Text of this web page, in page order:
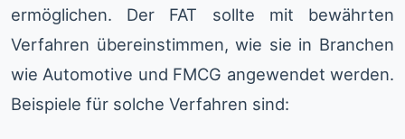
ermöglichen. Der FAT sollte mit bewährten
Verfahren übereinstimmen, wie sie in Branchen
wie Automotive und FMCG angewendet werden.
Beispiele für solche Verfahren sind: